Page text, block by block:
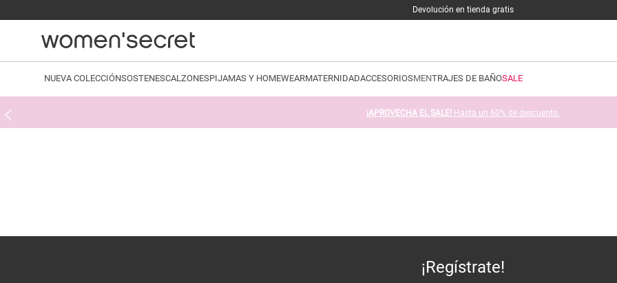
Devolución en tienda gratis
NUEVA COLECCIÓNSOSTENESCALZONESPIJAMAS Y HOMEWEARMATERNIDADACCESORIOSMENTRAJES DE BAÑOSALE
¡APROVECHA EL SALE! Hasta un 60% de descuento.
¡Regístrate!